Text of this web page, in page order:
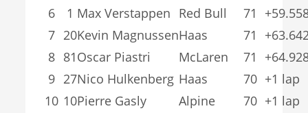
6
1 Max Verstappen Red Bull 71
7 20Kevin MagnussenHaas 71
8 81Oscar Piastri McLaren 71
9 27Nico Hulkenberg Haas 70 +1 lap
10 10Pierre Gasly Alpine 70 +1 lap